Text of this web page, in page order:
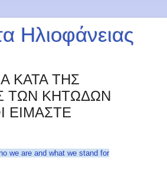
Ηλιοφάνειας
ΚΑΤΑ ΤΗΣ
ΤΩΝ ΚΗΤΩΔΩΝ
ΕΙΜΑΣΤΕ
we are and what we stand for